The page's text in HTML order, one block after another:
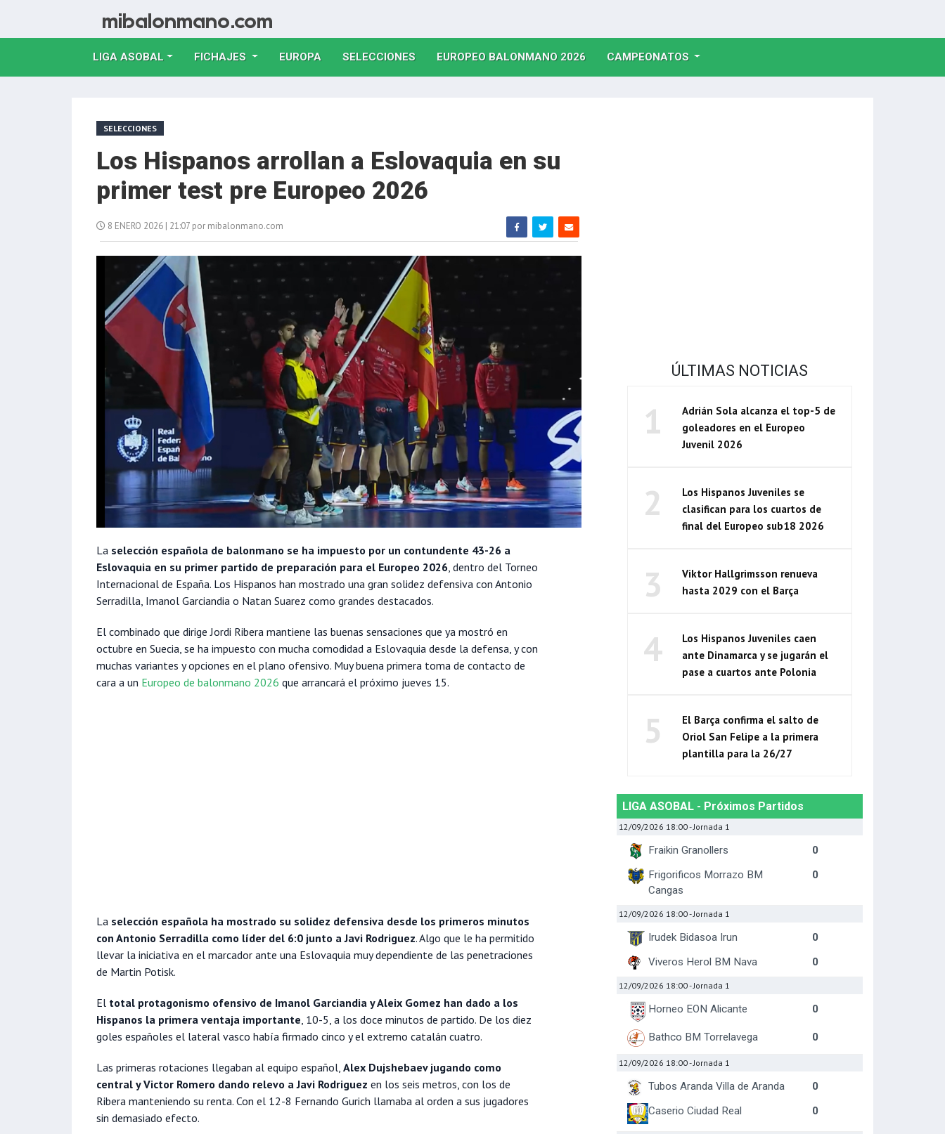
LIGA ASOBAL FICHAJES EUROPA(CURRENT)
SELECCIONES(CURRENT)
EUROPEO BALONMANO 2026(CURRENT)
CAMPEONATOS
SELECCIONES
Los Hispanos arrollan a Eslovaquia en su
primer test pre Europeo 2026
8 ENERO 2026 | 21:07 por mibalonmano.com
La selección española de balonmano se ha impuesto por un contundente 43-26 a
Eslovaquia en su primer partido de preparación para el Europeo 2026, dentro del Torneo
Internacional de España. Los Hispanos han mostrado una gran solidez defensiva con Antonio
Serradilla, Imanol Garciandia o Natan Suarez como grandes destacados.
El combinado que dirige Jordi Ribera mantiene las buenas sensaciones que ya mostró en
octubre en Suecia, se ha impuesto con mucha comodidad a Eslovaquia desde la defensa, y con
muchas variantes y opciones en el plano ofensivo. Muy buena primera toma de contacto de
cara a un Europeo de balonmano 2026 que arrancará el próximo jueves 15.
La selección española ha mostrado su solidez defensiva desde los primeros minutos
con Antonio Serradilla como líder del 6:0 junto a Javi Rodriguez. Algo que le ha permitido
llevar la iniciativa en el marcador ante una Eslovaquia muy dependiente de las penetraciones
de Martin Potisk.
El total protagonismo ofensivo de Imanol Garciandia y Aleix Gomez han dado a los
Hispanos la primera ventaja importante, 10-5, a los doce minutos de partido. De los diez
goles españoles el lateral vasco había firmado cinco y el extremo catalán cuatro.
Las primeras rotaciones llegaban al equipo español, Alex Dujshebaev jugando como
central y Victor Romero dando relevo a Javi Rodriguez en los seis metros, con los de
Ribera manteniendo su renta. Con el 12-8 Fernando Gurich llamaba al orden a sus jugadores
sin demasiado efecto.
ÚLTIMAS NOTICIAS
1
Adrián Sola alcanza el top-5 de
goleadores en el Europeo
Juvenil 2026
2
Los Hispanos Juveniles se
clasifican para los cuartos de
final del Europeo sub18 2026
3
Viktor Hallgrimsson renueva
hasta 2029 con el Barça
4
Los Hispanos Juveniles caen
ante Dinamarca y se jugarán el
pase a cuartos ante Polonia
5
El Barça confirma el salto de
Oriol San Felipe a la primera
plantilla para la 26/27
LIGA ASOBAL - Próximos Partidos
12/09/2026 18:00- Jornada 1
Fraikin Granollers
0
Frigorificos Morrazo BM
Cangas
0
12/09/2026 18:00- Jornada 1
Irudek Bidasoa Irun
0
Viveros Herol BM Nava
0
12/09/2026 18:00- Jornada 1
Horneo EON Alicante 0
Bathco BM Torrelavega 0
12/09/2026 18:00- Jornada 1
Tubos Aranda Villa de Aranda
0
Caserio Ciudad Real
0